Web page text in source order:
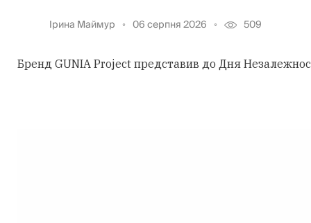
Ірина Маймур 06 серпня 2026 509
Бренд GUNIA Project представив до Дня